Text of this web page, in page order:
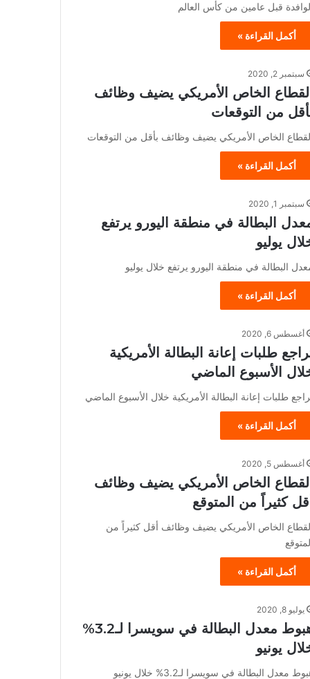
قبل عامين من كأس العالم
أكمل القراءة »
سبتمبر 2, 2020
القطاع الخاص الأمريكي يضيف وظائف
من التوقعات
الخاص الأمريكي يضيف وظائف بأقل من التوقعات
أكمل القراءة »
سبتمبر 1, 2020
البطالة في منطقة اليورو يرتفع
يوليو
البطالة في منطقة اليورو يرتفع خلال يوليو
أكمل القراءة »
أغسطس 6, 2020
طلبات إعانة البطالة الأمريكية
الأسبوع الماضي
طلبات إعانة البطالة الأمريكية خلال الأسبوع الماضي
أكمل القراءة »
أغسطس 5, 2020
القطاع الخاص الأمريكي يضيف وظائف
أقل كثيراً من المتوقع
الخاص الأمريكي يضيف وظائف أقل كثيراً من
أكمل القراءة »
يوليو 8, 2020
هبوط معدل البطالة في سويسرا لـ3.2%
يونيو
معدل البطالة في سويسرا لـ3.2% خلال يونيو